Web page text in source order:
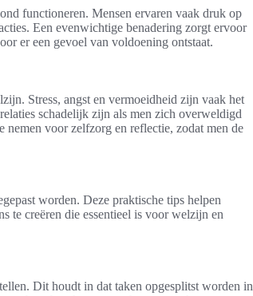
functioneren. Mensen ervaren vaak druk op
Een evenwichtige benadering zorgt ervoor
er een gevoel van voldoening ontstaat.
Stress, angst en vermoeidheid zijn vaak het
schadelijk zijn als men zich overweldigd
voor zelfzorg en reflectie, zodat men de
worden. Deze praktische tips helpen
te creëren die essentieel is voor welzijn en
Dit houdt in dat taken opgesplitst worden in